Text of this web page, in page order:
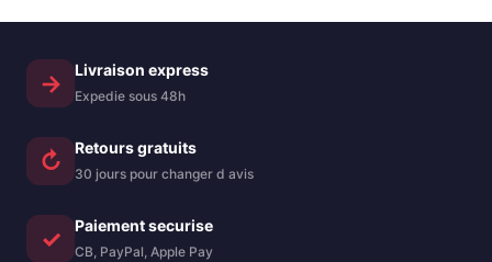
Hybrid Couvre –
– noir / transparent
Hybrid Cover –
→ Livraison express
Expedie sous 48h
↻ Retours gratuits
30 jours pour changer d avis
✓ Paiement securise
CB, PayPal, Apple Pay